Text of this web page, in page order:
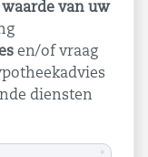
waarde van uw
en/of vraag
diensten